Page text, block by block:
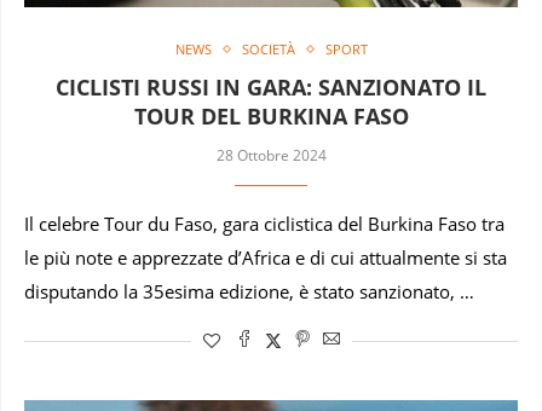
NEWS SOCIETÀ SPORT
CICLISTI RUSSI IN GARA: SANZIONATO IL
TOUR DEL BURKINA FASO
28 Ottobre 2024
Il celebre Tour du Faso, gara ciclistica del Burkina Faso tra
le più note e apprezzate d’Africa e di cui attualmente si sta
disputando la 35esima edizione, è stato sanzionato, …